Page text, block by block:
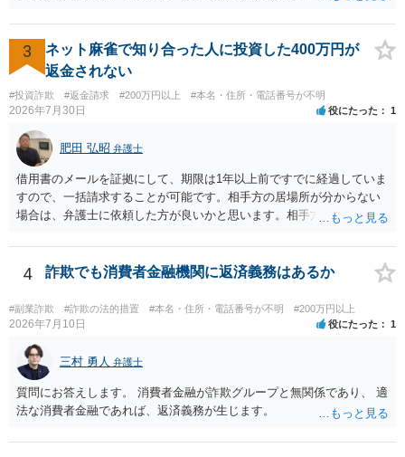
良いかと思います。
者宛に養育費を支払っており、当該養育費は実子の進学費用の趣旨も
一部含まれています。また、私立大学進学について貴殿が了解したわ
けではないという事情も存在します。 こうした場合には、支払を拒ん
だとしても学費の請求が裁判所によって強制される可能性は低いとい
えます。 以上整理したとおり、貴殿の事情を説明し支払えないと実子
に伝えるのが良い対処法と思います。
3
ネット麻雀で知り合った人に投資した400万円が
返金されない
#投資詐欺 #返金請求 #200万円以上 #本名・住所・電話番号が不明
2026年7月30日 役にたった 1
肥田 弘昭 弁護士
借用書のメールを証拠にして、期限は1年以上前ですでに経過していま
すので、一括請求することが可能です。相手方の居場所が分からない
場合は、弁護士に依頼した方が良いかと思います。相手方の居場所が
さい。
4 詐欺でも消費者金融機関に返済義務はあるか
#副業詐欺 #詐欺の法的措置 #本名・住所・電話番号が不明 #200万円以上
2026年7月10日 役にたった 1
三村 勇人 弁護士
質問にお答えします。 消費者金融が詐欺グループと無関係であり、 適
法な消費者金融であれば、返済義務が生じます。